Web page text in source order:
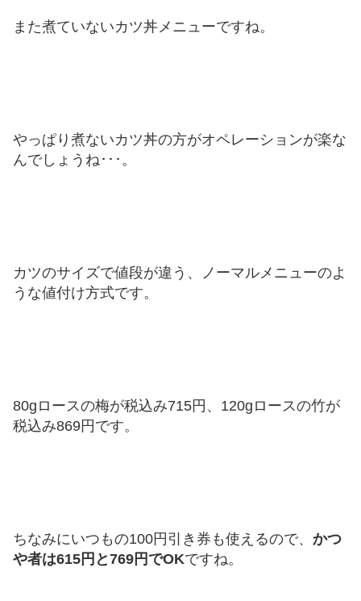
また煮ていないカツ丼メニューですね。
やっぱり煮ないカツ丼の方がオペレーションが楽な
んでしょうね･･･。
カツのサイズで値段が違う、ノーマルメニューのよ
うな値付け方式です。
80gロースの梅が税込み715円、120gロースの竹が
税込み869円です。
ちなみにいつもの100円引き券も使えるので、 かつ
や者は615円と769円でOKですね。